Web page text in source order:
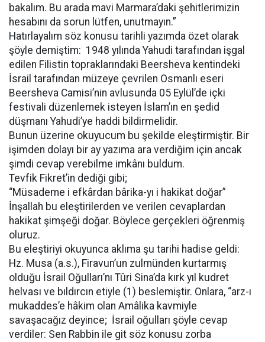
bakalım. Bu arada mavi Marmara’daki şehitlerimizin
hesabını da sorun lütfen, unutmayın.”
Hatırlayalım söz konusu tarihli yazımda özet olarak
şöyle demiştim: 1948 yılında Yahudi tarafından işgal
edilen Filistin topraklarındaki Beersheva kentindeki
İsrail tarafından müzeye çevrilen Osmanlı eseri
Beersheva Camisi’nin avlusunda 05 Eylül’de içki
festivali düzenlemek isteyen İslam’ın en şedid
düşmanı Yahudi’ye haddi bildirmelidir.
Bunun üzerine okuyucum bu şekilde eleştirmiştir. Bir
işimden dolayı bir ay yazıma ara verdiğim için ancak
şimdi cevap verebilme imkânı buldum.
Tevfik Fikret’in dediği gibi;
“Müsademe i efkârdan bârika-yı i hakikat doğar”
İnşallah bu eleştirilerden ve verilen cevaplardan
hakikat şimşeği doğar. Böylece gerçekleri öğrenmiş
oluruz.
Bu eleştiriyi okuyunca aklıma şu tarihi hadise geldi:
Hz. Musa (a.s.), Firavun’un zulmünden kurtarmış
olduğu İsrail Oğulları’nı Tûri Sina’da kırk yıl kudret
helvası ve bıldırcın etiyle (1) beslemiştir. Onlara, “arz-ı
mukaddes’e hâkim olan Amâlika kavmiyle
savaşacağız deyince; İsrail oğulları şöyle cevap
verdiler: Sen Rabbin ile git söz konusu zorba